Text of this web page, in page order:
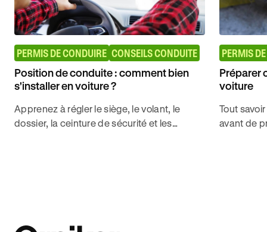
PERMIS DE CONDUIRE CONSEILS CONDUITE
Position de conduite : comment bien
s'installer en voiture ?
Apprenez à régler le siège, le volant, le
dossier, la ceinture de sécurité et les
PERMIS
Préparer
voiture
Tout
avant de